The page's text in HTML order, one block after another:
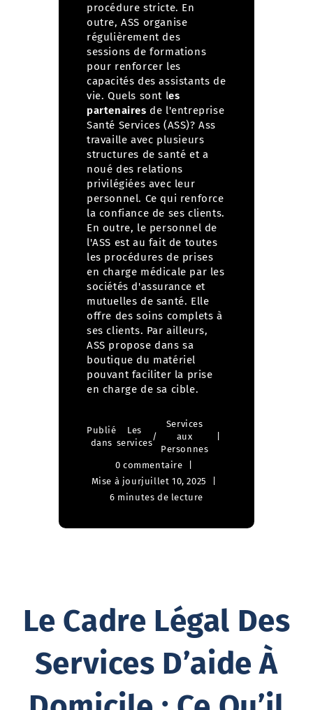
procédure stricte. En
outre, ASS organise
régulièrement des
sessions de formations
pour renforcer les
capacités des assistants de
vie. Quels sont les
partenaires de l'entreprise
Santé Services (ASS)?Ass
travaille avec plusieurs
structures de santé et a
noué des relations
privilégiées avec leur
personnel. Ce qui renforce
la confiance de ses clients.
En outre, le personnel de
l'ASS est au fait de toutes
les procédures de prises
en charge médicale par les
sociétés d'assurance et
mutuelles de santé. Elle
offre des soins complets à
ses clients. Par ailleurs,
ASS propose dans sa
boutique du matériel
pouvant faciliter la prise
en charge de sa cible.
Publié
dans
Les
services
/
Services
aux
Personnes
0 commentaire
Mise à jourjuillet 10, 2025
6 minutes de lecture
Le Cadre Légal Des
Services D’aide À